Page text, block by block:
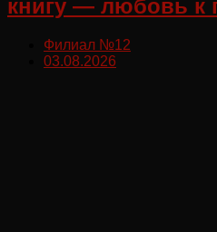
книгу — любовь к
Филиал №12
03.08.2026